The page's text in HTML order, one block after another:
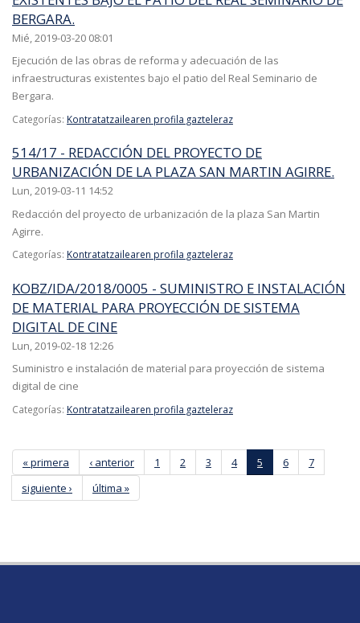
BERGARA.
Mié, 2019-03-20 08:01
Ejecución de las obras de reforma y adecuación de las
infraestructuras existentes bajo el patio del Real Seminario de
Bergara.
Categorías: Kontratatzailearen profila gazteleraz
514/17 - REDACCIÓN DEL PROYECTO DE
URBANIZACIÓN DE LA PLAZA SAN MARTIN AGIRRE.
Lun, 2019-03-11 14:52
Redacción del proyecto de urbanización de la plaza San Martin
Agirre.
Categorías: Kontratatzailearen profila gazteleraz
KOBZ/IDA/2018/0005 - SUMINISTRO E INSTALACIÓN
DE MATERIAL PARA PROYECCIÓN DE SISTEMA
DIGITAL DE CINE
Lun, 2019-02-18 12:26
Suministro e instalación de material para proyección de sistema
digital de cine
Categorías: Kontratatzailearen profila gazteleraz
Páginas
« primera ‹ anterior 1 2 3 4 5 6
7
siguiente ›
última »